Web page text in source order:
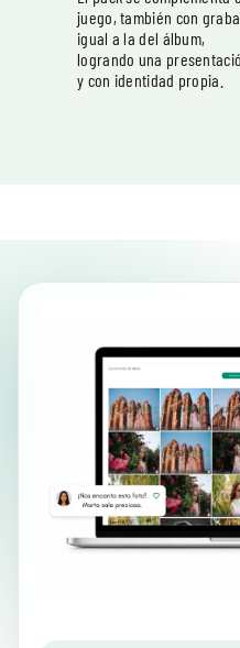
juego, también con
igual a la del álbum,
logrando una
y con identidad propia.